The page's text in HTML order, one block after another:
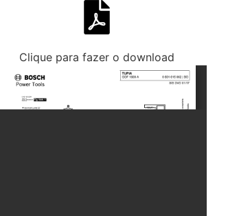
Clique para fazer o download